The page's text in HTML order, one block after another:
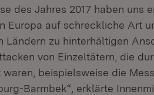
des Jahres 2017 haben
Europa auf schreckliche Art
Ländern zu hinterhältigen
von Einzeltätern, die
waren, beispielsweise die
Barmbek“, erklärte